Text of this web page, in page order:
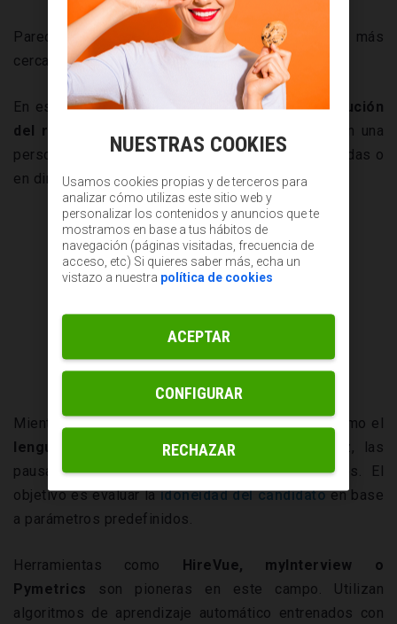
Parece ser que"Black Mirror"
esta cada vez más
cerca de convertirse en realidad.
En esencia, las entrevistas con IA sonuna evolución
del reclutamiento digital
. En lugar de hablar con una
persona, el candidato responde a preguntas grabadas o
en directo frente a una interfaz.
Mientras tanto,el software analiza variablescomo el
lenguaje verbal y no verbal,el tono de voz, las
pausas o incluso las microexpresiones faciales. El
objetivo es evaluar laidoneidad del candidato en base
a parámetros predefinidos.
Herramientas como
HireVue, myInterview o
Pymetrics son pioneras en este campo. Utilizan
algoritmos de aprendizaje automático entrenados con
NUESTRAS COOKIES
Usamos cookies propias y de terceros para
analizar cómo utilizas este sitio web y
personalizar los contenidos y anuncios que te
mostramos en base a tus hábitos de
navegación (páginas visitadas, frecuencia de
acceso, etc) Si quieres saber más, echa un
vistazo a nuestra política de cookies
RECHAZAR
ACEPTAR
CONFIGURAR